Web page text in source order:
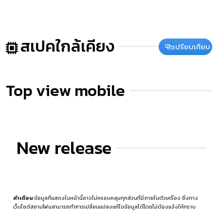
สเปคใกล้เคียง เปรียบเทียบ
Top view mobile
New release
คำเตือนข้อมูลที่แสดงในหน้านี้อาจไม่ครอบคลุมทุกส่วนที่มีภายในตัวเครื่อง ซึ่งทาง
เว็บไซต์สยามโฟนสามารถทำการเปลี่ยนแปลงแก้ไขข้อมูลได้โดยไม่ต้องแจ้งให้ทราบ